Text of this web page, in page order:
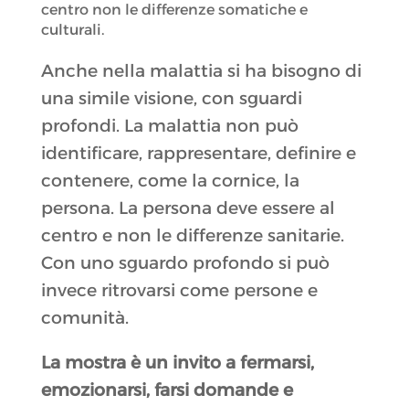
centro non le differenze somatiche e
culturali.
Anche nella malattia si ha bisogno di
una simile visione, con sguardi
profondi. La malattia non può
identificare, rappresentare, definire e
contenere, come la cornice, la
persona. La persona deve essere al
centro e non le differenze sanitarie.
Con uno sguardo profondo si può
invece ritrovarsi come persone e
comunità.
La mostra è un invito a fermarsi,
emozionarsi, farsi domande e